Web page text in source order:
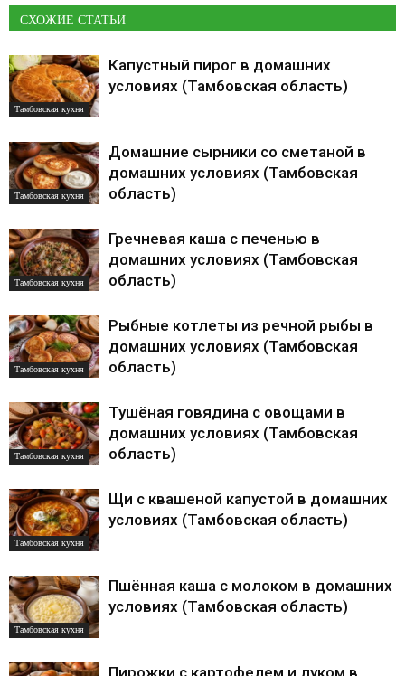
СХОЖИЕ СТАТЬИ
Тамбовская кухня
Капустный пирог в домашних
условиях (Тамбовская область)
Тамбовская кухня
Домашние сырники со сметаной в
домашних условиях (Тамбовская
область)
Тамбовская кухня
Гречневая каша с печенью в
домашних условиях (Тамбовская
область)
Тамбовская кухня
Рыбные котлеты из речной рыбы в
домашних условиях (Тамбовская
область)
Тамбовская кухня
Тушёная говядина с овощами в
домашних условиях (Тамбовская
область)
Тамбовская кухня
Щи с квашеной капустой в домашних
условиях (Тамбовская область)
Тамбовская кухня
Пшённая каша с молоком в домашних
условиях (Тамбовская область)
Пирожки с картофелем и луком в